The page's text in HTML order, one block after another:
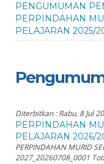
PENGUMUMAN
PERPINDAHAN
PELAJARAN 2025/
Diterbitkan :Rabu, 8 Jul
PERPINDAHAN
PELAJARAN 2026/
PERPINDAHAN MURID
2027_20260708_0001